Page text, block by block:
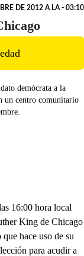
DE 2012 A LA - 03:10
demócrata a la
un centro comunitario
16:00 hora local
King de Chicago
hace uso de su
para acudir a